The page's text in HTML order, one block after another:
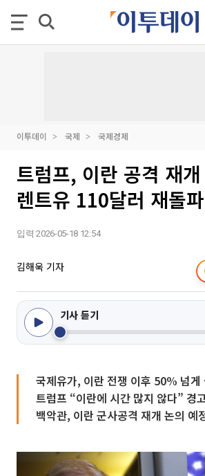
이투데이 국제 국제경제
트럼프, 이란 공격 재
렌트유 110달러 재돌파
입력 2026-05-18 12:54
김해욱 기자
기사 듣기
국제유가, 이란 전쟁 이후 50% 넘게
트럼프 “이란에 시간 많지 않다” 경
백악관, 이란 군사공격 재개 논의 예